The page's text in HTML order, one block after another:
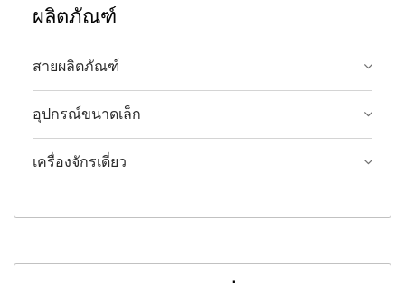
ผลิตภัณฑ์
สายผลิตภัณฑ์
อุปกรณ์ขนาดเล็ก
เครื่องจักรเดี่ยว